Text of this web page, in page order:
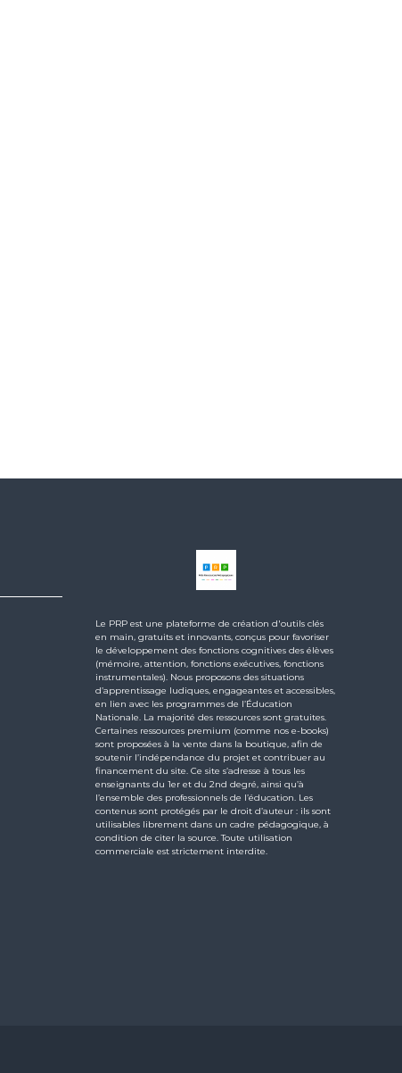
Le PRP est une plateforme de création d'outils clés
en main, gratuits et innovants, conçus pour favoriser
le développement des fonctions cognitives des élèves
(mémoire, attention, fonctions exécutives, fonctions
instrumentales). Nous proposons des situations
d’apprentissage ludiques, engageantes et accessibles,
en lien avec les programmes de l’Éducation
Nationale. La majorité des ressources sont gratuites.
Certaines ressources premium (comme nos e-books)
sont proposées à la vente dans la boutique, afin de
soutenir l’indépendance du projet et contribuer au
financement du site. Ce site s’adresse à tous les
enseignants du 1er et du 2nd degré, ainsi qu’à
l’ensemble des professionnels de l’éducation. Les
contenus sont protégés par le droit d’auteur : ils sont
utilisables librement dans un cadre pédagogique, à
condition de citer la source. Toute utilisation
commerciale est strictement interdite.